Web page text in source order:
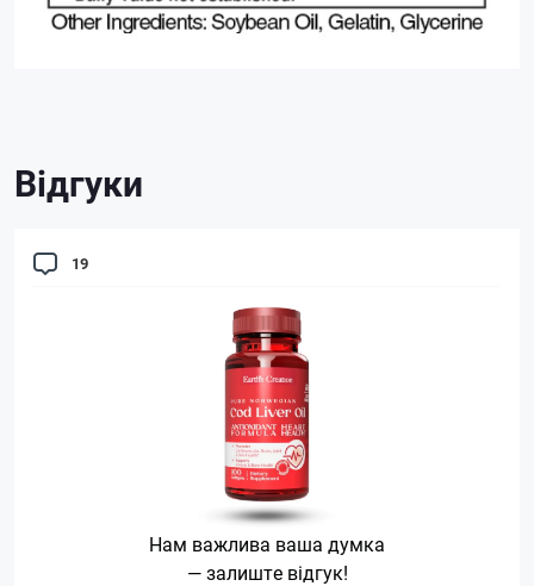
Відгуки
19
Нам важлива ваша думка
— залиште відгук!